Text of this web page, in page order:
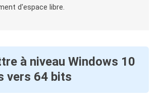
d'espace libre.
à niveau Windows 10
vers 64 bits